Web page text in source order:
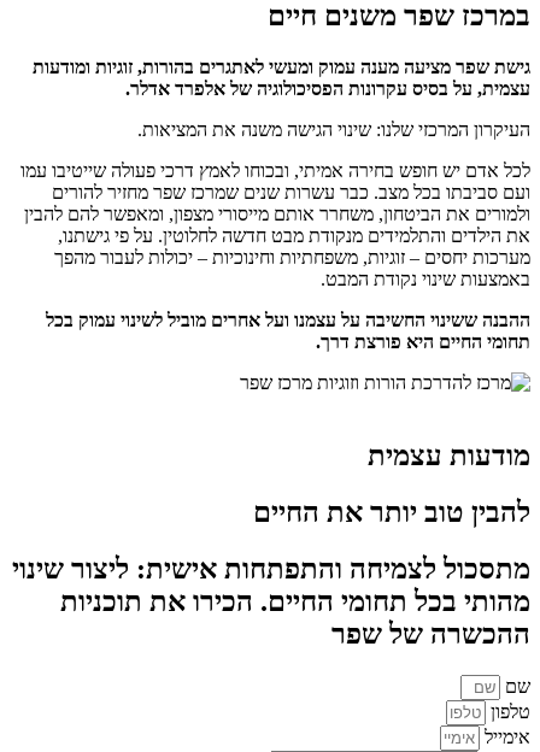
במרכז שפר משנים חיים
גישת שפר מציעה מענה עמוק ומעשי לאתגרים בהורות, זוגיות ומודעות
עצמית, על בסיס עקרונות הפסיכולוגיה של אלפרד אדלר.
העיקרון המרכזי שלנו: שינוי הגישה משנה את המציאות.
לכל אדם יש חופש בחירה אמיתי, ובכוחו לאמץ דרכי פעולה שייטיבו עמו
ועם סביבתו בכל מצב. כבר עשרות שנים שמרכז שפר מחזיר להורים
ולמורים את הביטחון, משחרר אותם מייסורי מצפון, ומאפשר להם להבין
את הילדים והתלמידים מנקודת מבט חדשה לחלוטין. על פי גישתנו,
מערכות יחסים – זוגיות, משפחתיות וחינוכיות – יכולות לעבור מהפך
באמצעות שינוי נקודת המבט.
ההבנה ששינוי החשיבה על עצמנו ועל אחרים מוביל לשינוי עמוק בכל
תחומי החיים היא פורצת דרך.
מודעות עצמית
להבין טוב יותר את החיים
מתסכול לצמיחה והתפתחות אישית: ליצור שינוי
מהותי בכל תחומי החיים. הכירו את תוכניות
ההכשרה של שפר
שם
טלפון
אימייל